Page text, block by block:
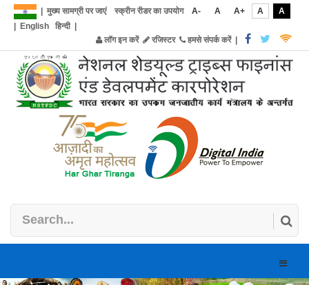
मुख्य सामग्री पर जाएं स्क्रीन रीडर का उपयोग A- A A+ A
A
English हिन्दी|
लॉग इन करें
रजिस्टर हमसे संपर्क करें|
Toggle